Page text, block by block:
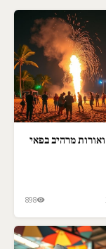
מרהיב בפאי
898